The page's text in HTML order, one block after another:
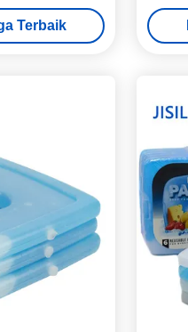
Terbaik